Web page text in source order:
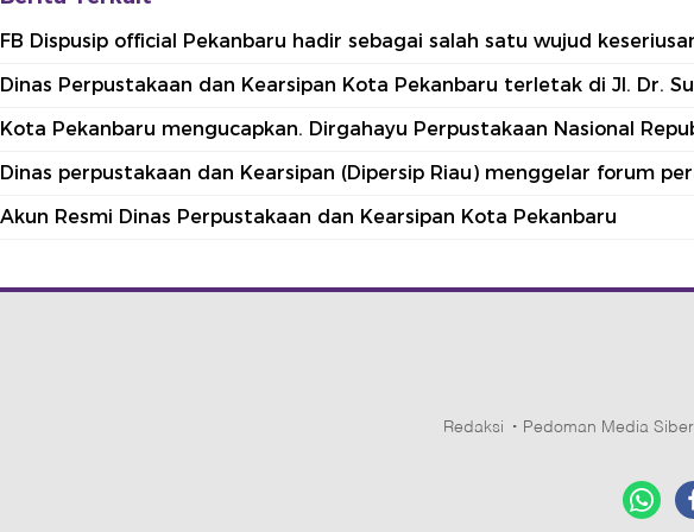
FB Dispusip official Pekanbaru hadir sebagai salah satu wujud
Dinas Perpustakaan dan Kearsipan Kota Pekanbaru terletak di Jl. Dr.
Kota Pekanbaru mengucapkan. Dirgahayu Perpustakaan Nasional
Dinas perpustakaan dan Kearsipan (Dipersip Riau) menggelar forum
Akun Resmi Dinas Perpustakaan dan Kearsipan Kota Pekanbaru
Redaksi Pedoman Media Siber